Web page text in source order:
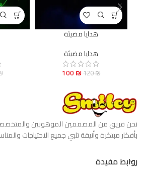
هدايا مضيئة
هدايا مضيئة
120₪
100₪
نحن فريق من المصممين الموهوبين
بأفكار مبتكرة وأنيقة تلبي جميع الاحتياجات
روابط مفيدة